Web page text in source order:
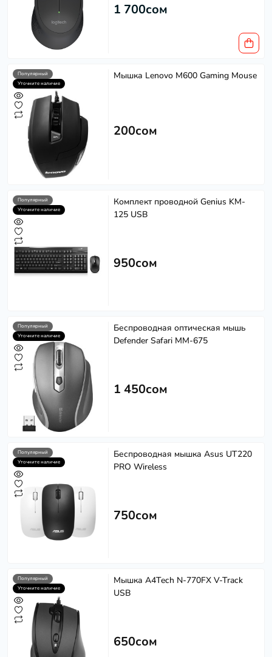
1 700сом
Популярный
Уточните наличие
Мышка Lenovo M600 Gaming Mouse
200сом
Популярный
Уточните наличие
Комплект проводной Genius KM-
125 USB
950сом
Популярный
Уточните наличие
Беспроводная оптическая мышь
Defender Safari MM-675
1 450сом
Популярный
Уточните наличие
Беспроводная мышка Asus UT220
PRO Wireless
750сом
Популярный
Уточните наличие
Мышка A4Tech N-770FX V-Track
USB
650сом